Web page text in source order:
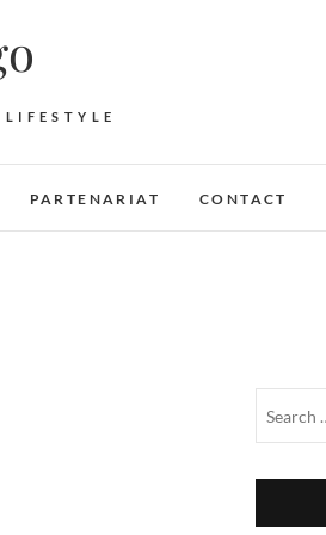
PARTENARIAT CONTACT